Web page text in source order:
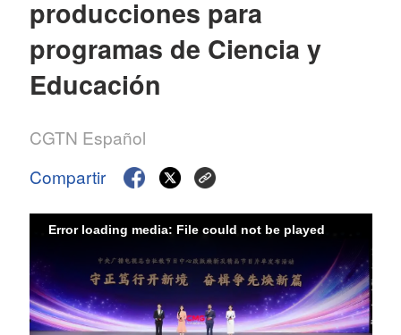
producciones para
programas de Ciencia y
Educación
CGTN Español
Compartir
Error loading media: File could not be played